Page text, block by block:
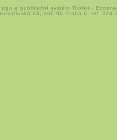
a publikační systém Toolkit -
23; 160 00 Praha 6; tel: 224